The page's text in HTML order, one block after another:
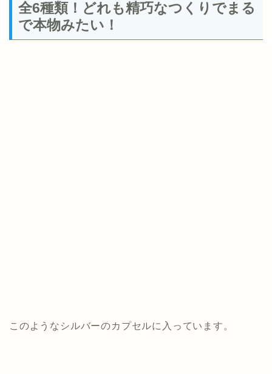
全6種類！どれも精巧なつくりでまる
で本物みたい！
このようなシルバーのカプセルに入っています。